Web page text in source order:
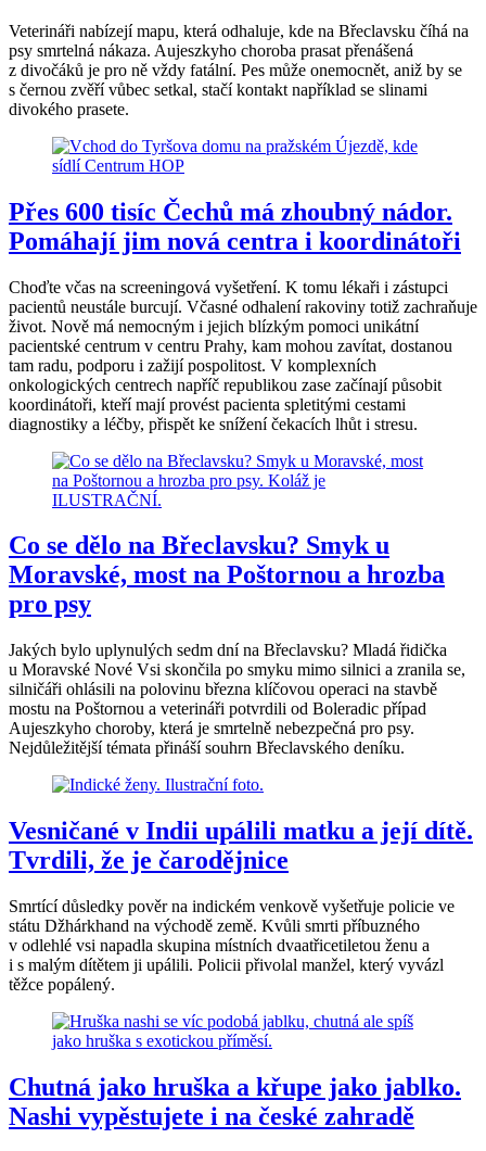
Veterináři nabízejí mapu, která odhaluje, kde na Břeclavsku číhá na
psy smrtelná nákaza. Aujeszkyho choroba prasat přenášená
z divočáků je pro ně vždy fatální. Pes může onemocnět, aniž by se
s černou zvěří vůbec setkal, stačí kontakt například se slinami
divokého prasete.
Přes 600 tisíc Čechů má zhoubný nádor.
Pomáhají jim nová centra i koordinátoři
Choďte včas na screeningová vyšetření. K tomu lékaři i zástupci
pacientů neustále burcují. Včasné odhalení rakoviny totiž zachraňuje
život. Nově má nemocným i jejich blízkým pomoci unikátní
pacientské centrum v centru Prahy, kam mohou zavítat, dostanou
tam radu, podporu i zažijí pospolitost. V komplexních
onkologických centrech napříč republikou zase začínají působit
koordinátoři, kteří mají provést pacienta spletitými cestami
diagnostiky a léčby, přispět ke snížení čekacích lhůt i stresu.
Co se dělo na Břeclavsku? Smyk u
Moravské, most na Poštornou a hrozba
pro psy
Jakých bylo uplynulých sedm dní na Břeclavsku? Mladá řidička
u Moravské Nové Vsi skončila po smyku mimo silnici a zranila se,
silničáři ohlásili na polovinu března klíčovou operaci na stavbě
mostu na Poštornou a veterináři potvrdili od Boleradic případ
Aujeszkyho choroby, která je smrtelně nebezpečná pro psy.
Nejdůležitější témata přináší souhrn Břeclavského deníku.
Vesničané v Indii upálili matku a její dítě.
Tvrdili, že je čarodějnice
Smrtící důsledky pověr na indickém venkově vyšetřuje policie ve
státu Džhárkhand na východě země. Kvůli smrti příbuzného
v odlehlé vsi napadla skupina místních dvaatřicetiletou ženu a
i s malým dítětem ji upálili. Policii přivolal manžel, který vyvázl
těžce popálený.
Chutná jako hruška a křupe jako jablko.
Nashi vypěstujete i na české zahradě